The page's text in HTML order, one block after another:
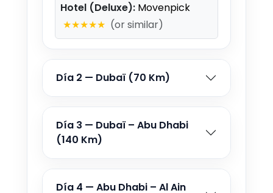
Hotel (Deluxe): Movenpick
★★★★★ (or similar)
Día 2 — Dubaï (70 Km)
Día 3 — Dubaï – Abu Dhabi
(140 Km)
Día 4 — Abu Dhabi – Al Ain